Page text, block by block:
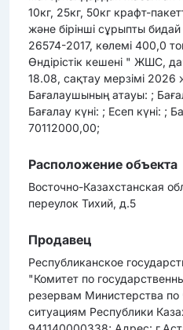
10кг, 25кг, 50кг крафт-
және бірінші сұрыпты
26574-2017, көлемі 400,0
Өндірістік кешені " ЖШС,
18.08, сақтау мерзімі 2026
Бағалаушының атауы: ;
Бағалау күні: ; Есеп күні: ;
70112000,00;
Расположение объекта
Восточно-Казахстанская
переулок Тихий, д.5
Продавец
Республиканское
"Комитет по
резервам Министерства
ситуациям Республики